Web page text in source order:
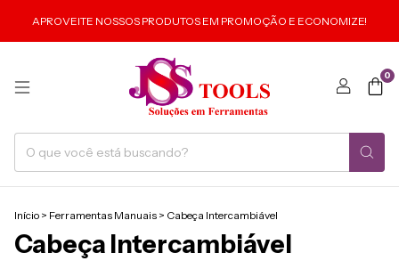
APROVEITE NOSSOS PRODUTOS EM PROMOÇÃO E ECONOMIZE!
0
Início > Ferramentas Manuais > Cabeça Intercambiável
Cabeça Intercambiável